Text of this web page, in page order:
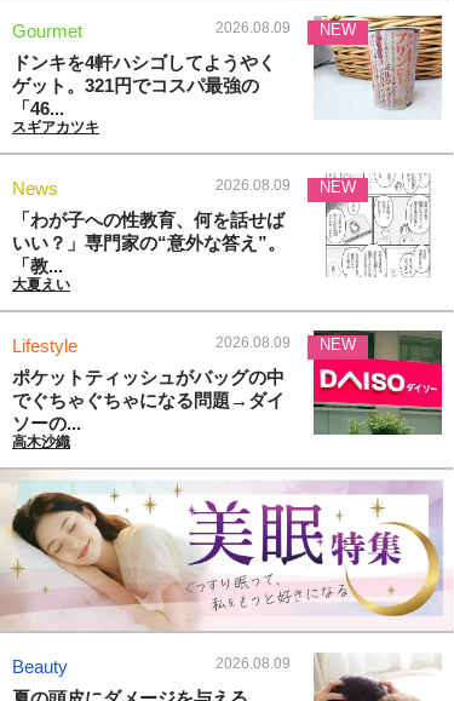
Gourmet 2026.08.09
ドンキを4軒ハシゴしてようやく
ゲット。321円でコスパ最強の
「46...
スギアカツキ
NEW
News 2026.08.09
「わが子への性教育、何を話せば
いい？」専門家の“意外な答え”。
「教...
大夏えい
NEW
Lifestyle 2026.08.09
ポケットティッシュがバッグの中
でぐちゃぐちゃになる問題→ダイ
ソーの...
高木沙織
NEW
Beauty 2026.08.09